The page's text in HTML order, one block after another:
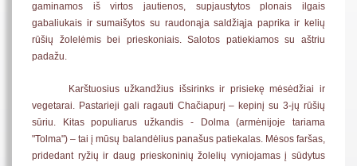
gaminamos iš virtos jautienos, supjaustytos plonais ilgais
gabaliukais ir sumaišytos su raudonąja saldžiąja paprika ir kelių
rūšių žolelėmis bei prieskoniais. Salotos patiekiamos su aštriu
padažu.
Karštuosius užkandžius išsirinks ir prisiekę mėsėdžiai ir
vegetarai. Pastarieji gali ragauti Chačiapurį – kepinį su 3-jų rūšių
sūriu. Kitas populiarus užkandis - Dolma (armėnijoje tariama
"Tolma") – tai į mūsų balandėlius panašus patiekalas. Mėsos faršas,
pridedant ryžių ir daug prieskoninių žolelių vyniojamas į sūdytus